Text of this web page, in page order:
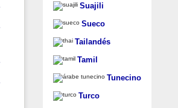
Suajili
Sueco
Tailandés
Tamil
Tunecino
Turco